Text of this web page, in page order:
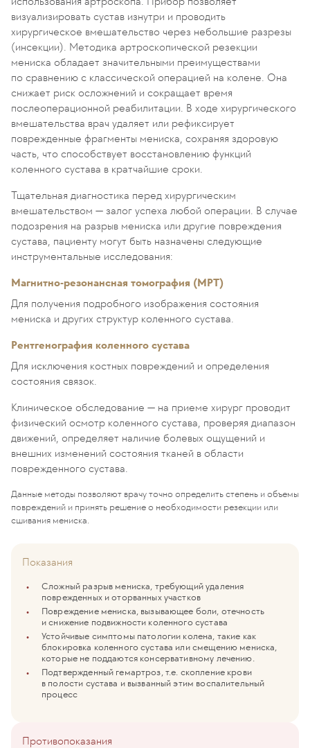
визуализировать сустав изнутри и проводить
хирургическое вмешательство через небольшие разрезы
(инсекции). Методика артроскопической резекции
мениска обладает значительными преимуществами
по сравнению с классической операцией на колене. Она
снижает риск осложнений и сокращает время
послеоперационной реабилитации. В ходе хирургического
вмешательства врач удаляет или рефиксирует
поврежденные фрагменты мениска, сохраняя здоровую
часть, что способствует восстановлению функций
коленного сустава в кратчайшие сроки.
Тщательная диагностика перед хирургическим
вмешательством — залог успеха любой операции. В случае
подозрения на разрыв мениска или другие повреждения
сустава, пациенту могут быть назначены следующие
инструментальные исследования:
Магнитно-резонансная томография (МРТ)
Для получения подробного изображения состояния
мениска и других структур коленного сустава.
Рентгенография коленного сустава
Для исключения костных повреждений и определения
состояния связок.
Клиническое обследование — на приеме хирург проводит
физический осмотр коленного сустава, проверяя диапазон
движений, определяет наличие болевых ощущений и
внешних изменений состояния тканей в области
поврежденного сустава.
Данные методы позволяют врачу точно определить степень и объемы
повреждений и принять решение о необходимости резекции или
сшивания мениска.
Показания
Сложный разрыв мениска, требующий удаления
поврежденных и оторванных участков
Повреждение мениска, вызывающее боли, отечность
и снижение подвижности коленного сустава
Устойчивые симптомы патологии колена, такие как
блокировка коленного сустава или смещению мениска,
которые не поддаются консервативному лечению.
Подтвержденный гемартроз, т.е. скопление крови
в полости сустава и вызванный этим воспалительный
процесс
Противопоказания